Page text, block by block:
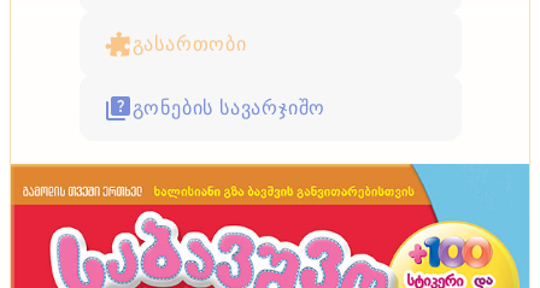
გასართობი
გონების სავარჯიშო